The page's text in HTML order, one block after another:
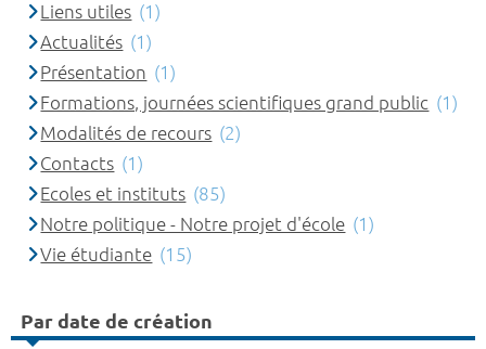
Liens utiles (1)
Actualités (1)
Présentation (1)
Formations, journées scientifiques grand public (1)
Modalités de recours (2)
Contacts (1)
Ecoles et instituts (85)
Notre politique - Notre projet d'école (1)
Vie étudiante (15)
Par date de création